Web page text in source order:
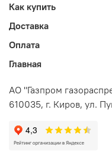
Как купить
Доставка
Оплата
Главная
АО "Газпром
610035, г. Киров, ул.